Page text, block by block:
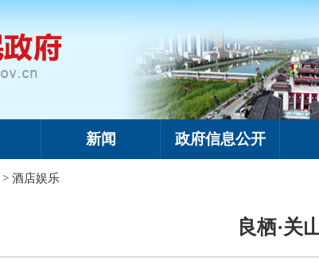
新闻 政府信息公开
> 酒店娱乐
良栖·关